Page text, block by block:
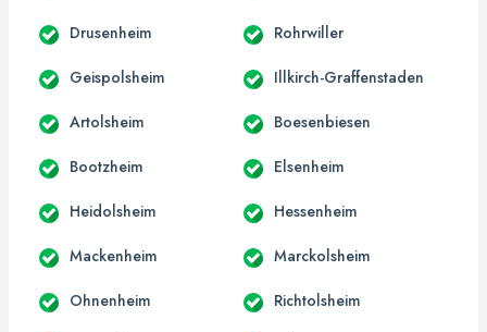
Drusenheim Rohrwiller
Geispolsheim Illkirch-Graffenstaden
Artolsheim Boesenbiesen
Bootzheim Elsenheim
Heidolsheim Hessenheim
Mackenheim Marckolsheim
Ohnenheim Richtolsheim